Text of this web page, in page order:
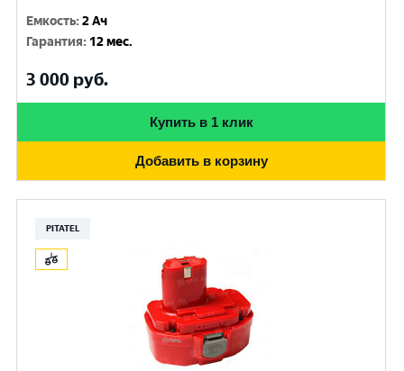
Емкость:2 Ач
Гарантия: 12 мес.
3 000 руб.
Купить в 1 клик
Добавить в корзину
PITATEL